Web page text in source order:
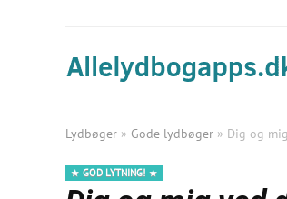
Lydbøger » Gode lydbøger » Dig og
GOD LYTNING!